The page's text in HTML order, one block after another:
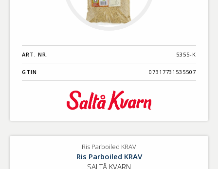
ART. NR. 5355-K
GTIN 07317731535507
Ris Parboiled KRAV
Ris Parboiled KRAV
SALTÅ KVARN